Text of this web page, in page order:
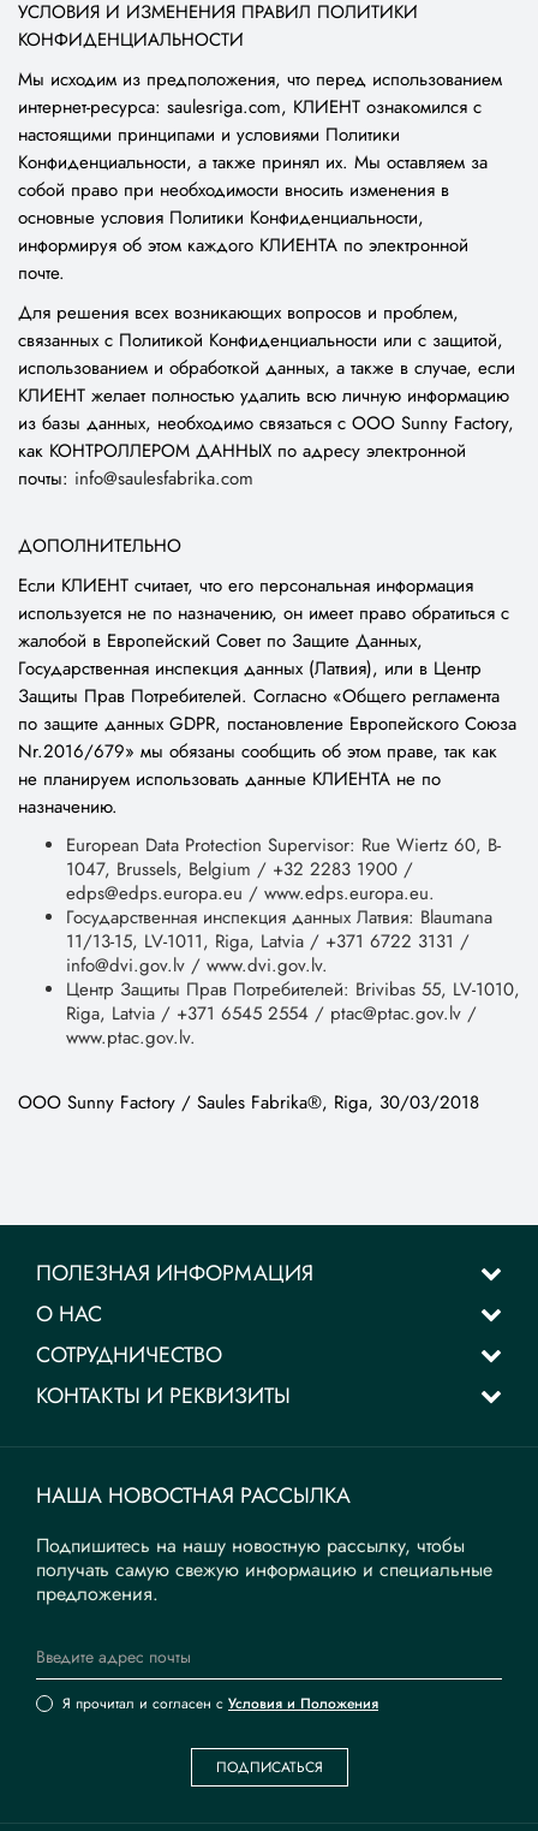
УСЛОВИЯ И ИЗМЕНЕНИЯ ПРАВИЛ ПОЛИТИКИ
КОНФИДЕНЦИАЛЬНОСТИ
Мы исходим из предположения, что перед использованием
интернет-ресурса: saulesriga.com, КЛИЕНТ ознакомился с
настоящими принципами и условиями Политики
Конфиденциальности, а также принял их. Мы оставляем за
собой право при необходимости вносить изменения в
основные условия Политики Конфиденциальности,
информируя об этом каждого КЛИЕНТА по электронной
почте.
Для решения всех возникающих вопросов и проблем,
связанных с Политикой Конфиденциальности или с защитой,
использованием и обработкой данных, а также в случае, если
КЛИЕНТ желает полностью удалить всю личную информацию
из базы данных, необходимо связаться с ООО Sunny Factory,
как КОНТРОЛЛЕРОМ ДАННЫХ по адресу электронной
почты: info@saulesfabrika.com
ДОПОЛНИТЕЛЬНО
Если КЛИЕНТ считает, что его персональная информация
используется не по назначению, он имеет право обратиться с
жалобой в Европейский Совет по Защите Данных,
Государственная инспекция данных (Латвия), или в Центр
Защиты Прав Потребителей. Согласно «Общего регламента
по защите данных GDPR, постановление Европейского Союза
Nr.2016/679» мы обязаны сообщить об этом праве, так как
не планируем использовать данные КЛИЕНТА не по
назначению.
European Data Protection Supervisor: Rue Wiertz 60, B-
1047, Brussels, Belgium / +32 2283 1900 /
edps@edps.europa.eu / www.edps.europa.eu.
Государственная инспекция данных Латвия: Blaumana
11/13-15, LV-1011, Riga, Latvia / +371 6722 3131 /
info@dvi.gov.lv / www.dvi.gov.lv.
Центр Защиты Прав Потребителей: Brivibas 55, LV-1010,
Riga, Latvia / +371 6545 2554 / ptac@ptac.gov.lv /
www.ptac.gov.lv.
ООО Sunny Factory / Saules Fabrika®, Riga, 30/03/2018
ПОЛЕЗНАЯ ИНФОРМАЦИЯ
О НАС
СОТРУДНИЧЕСТВО
КОНТАКТЫ И РЕКВИЗИТЫ
НАША НОВОСТНАЯ РАССЫЛКА
Подпишитесь на нашу новостную рассылку, чтобы
получать самую свежую информацию и специальные
предложения.
Я прочитал и согласен с Условия и Положения
ПОДПИСАТЬСЯ